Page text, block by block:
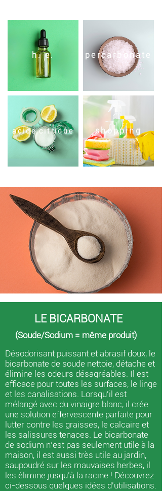
h. e. percarbonate
acide citrique shopping
LE BICARBONATE
(Soude/Sodium = même produit)
Désodorisant puissant et abrasif doux, le
bicarbonate de soude nettoie, détache et
élimine les odeurs désagréables. Il est
efficace pour toutes les surfaces, le linge
et les canalisations. Lorsqu'il est
mélangé avec du vinaigre blanc, il crée
une solution effervescente parfaite pour
lutter contre les graisses, le calcaire et
les salissures tenaces. Le bicarbonate
de sodium n’est pas seulement utile à la
maison, il est aussi très utile au jardin,
saupoudré sur les mauvaises herbes, il
les élimine jusqu’à la racine ! Découvrez
ci-dessous quelques idées d'utilisations.